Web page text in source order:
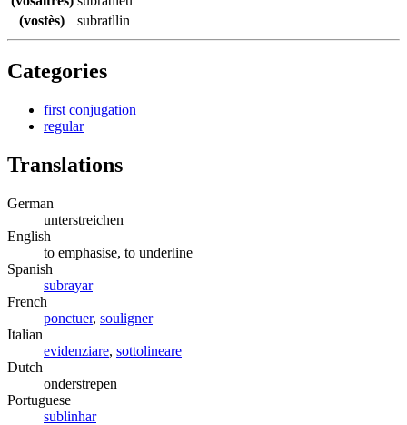
(vostès)
subratllin
Categories
first conjugation
regular
Translations
German
unterstreichen
English
to emphasise, to underline
Spanish
subrayar
French
ponctuer, souligner
Italian
evidenziare, sottolineare
Dutch
onderstrepen
Portuguese
sublinhar